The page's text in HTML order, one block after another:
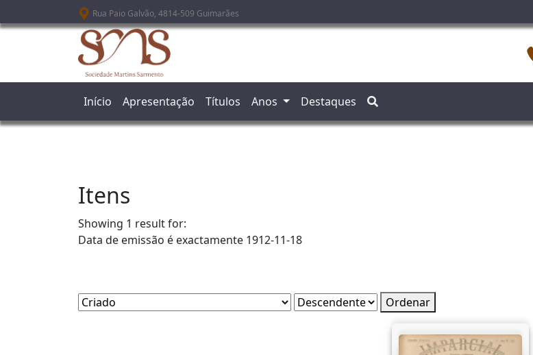
Passar para o conteúdo principal
Rua Paio Galvão, 4814-509 Guimarães
Início Apresentação Títulos Anos Destaques
Itens
Showing 1 result for:
Data de emissão é exactamente 1912-11-18
Ordenar